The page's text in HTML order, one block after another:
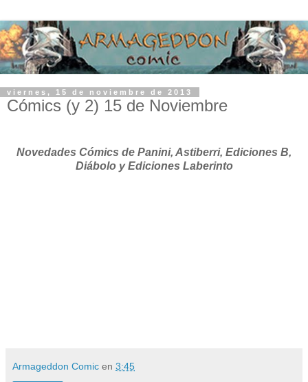
viernes, 15 de noviembre de 2013
Cómics (y 2) 15 de Noviembre
Novedades Cómics de Panini, Astiberri, Ediciones B,
Diábolo y Ediciones Laberinto
Armageddon Comic en 3:45